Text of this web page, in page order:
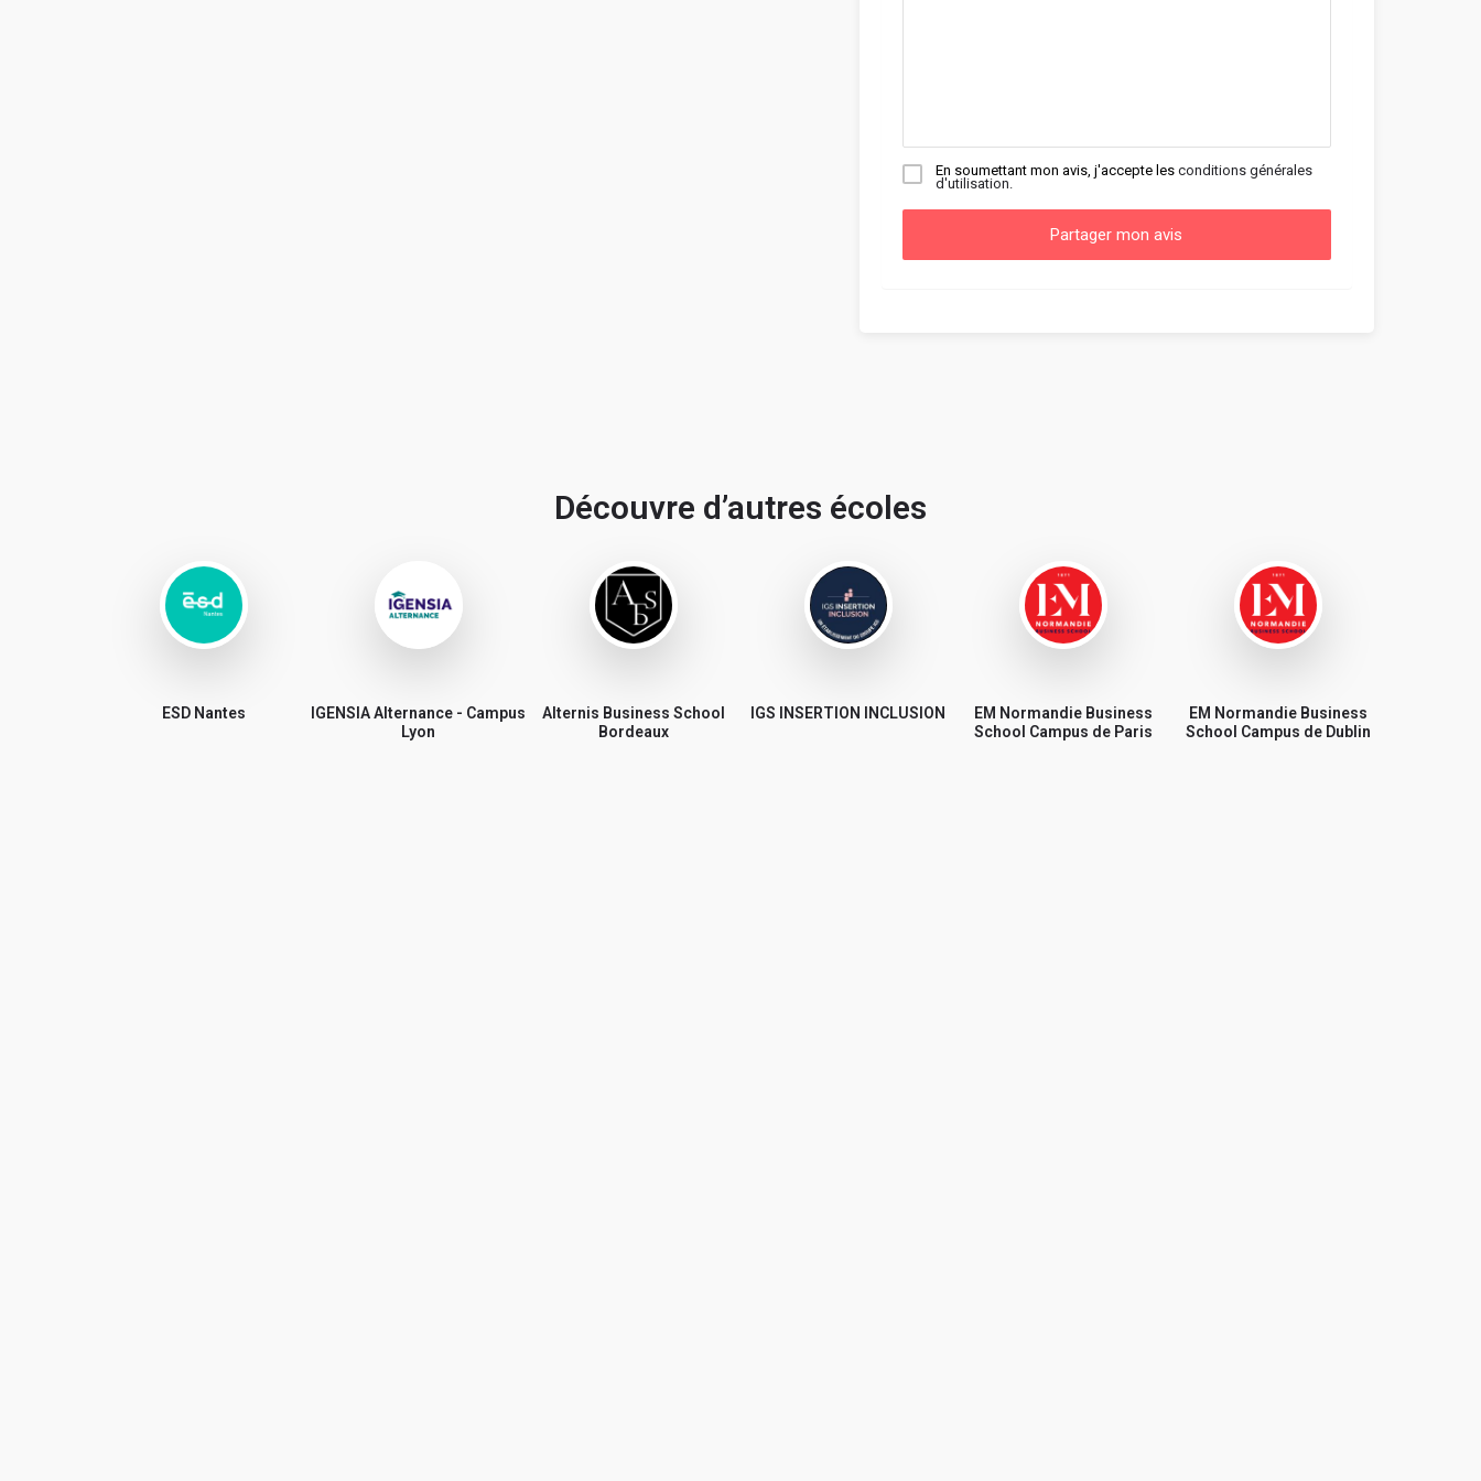
En soumettant mon avis, j'accepte les conditions générales
d'utilisation.
Partager mon avis
Découvre d’autres écoles
ESD Nantes
IGENSIA Alternance - Campus
Lyon
Alternis Business School
Bordeaux
IGS INSERTION INCLUSION
EM Normandie Business
School Campus de Paris
EM Normandie Business
School Campus de Dublin